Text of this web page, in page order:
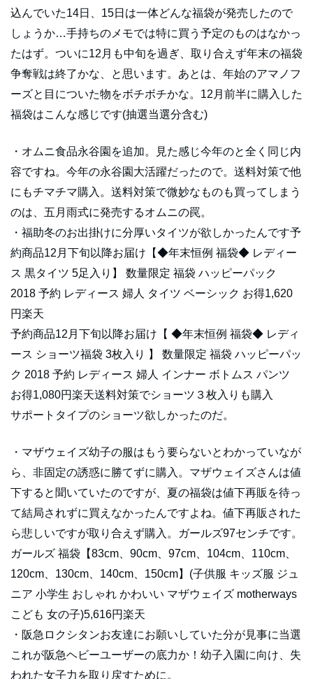
込んでいた14日、15日は一体どんな福袋が発売したので
しょうか…手持ちのメモでは特に買う予定のものはなかっ
たはず。ついに12月も中旬を過ぎ、取り合えず年末の福袋
争奪戦は終了かな、と思います。あとは、年始のアマノフ
ーズと目についた物をボチボチかな。12月前半に購入した
福袋はこんな感じです(抽選当選分含む)
・オムニ食品永谷園を追加。見た感じ今年のと全く同じ内
容ですね。今年の永谷園大活躍だったので。送料対策で他
にもチマチマ購入。送料対策で微妙なものも買ってしまう
のは、五月雨式に発売するオムニの罠。
・福助冬のお出掛けに分厚いタイツが欲しかったんです予
約商品12月下旬以降お届け【◆年末恒例 福袋◆ レディー
ス 黒タイツ 5足入り】 数量限定 福袋 ハッピーパック
2018 予約 レディース 婦人 タイツ ベーシック お得1,620
円楽天
予約商品12月下旬以降お届け【 ◆年末恒例 福袋◆ レディ
ース ショーツ福袋 3枚入り 】 数量限定 福袋 ハッピーパッ
ク 2018 予約 レディース 婦人 インナー ボトムス パンツ
お得1,080円楽天送料対策でショーツ３枚入りも購入
サポートタイプのショーツ欲しかったのだ。
・マザウェイズ幼子の服はもう要らないとわかっていなが
ら、非固定の誘惑に勝てずに購入。マザウェイズさんは値
下すると聞いていたのですが、夏の福袋は値下再販を待っ
て結局されずに買えなかったんですよね。値下再販された
ら悲しいですが取り合えず購入。ガールズ97センチです。
ガールズ 福袋【83cm、90cm、97cm、104cm、110cm、
120cm、130cm、140cm、150cm】(子供服 キッズ服 ジュ
ニア 小学生 おしゃれ かわいい マザウェイズ motherways
こども 女の子)5,616円楽天
・阪急ロクシタンお友達にお願いしていた分が見事に当選
これが阪急ヘビーユーザーの底力か！幼子入園に向け、失
われた女子力を取り戻すために。